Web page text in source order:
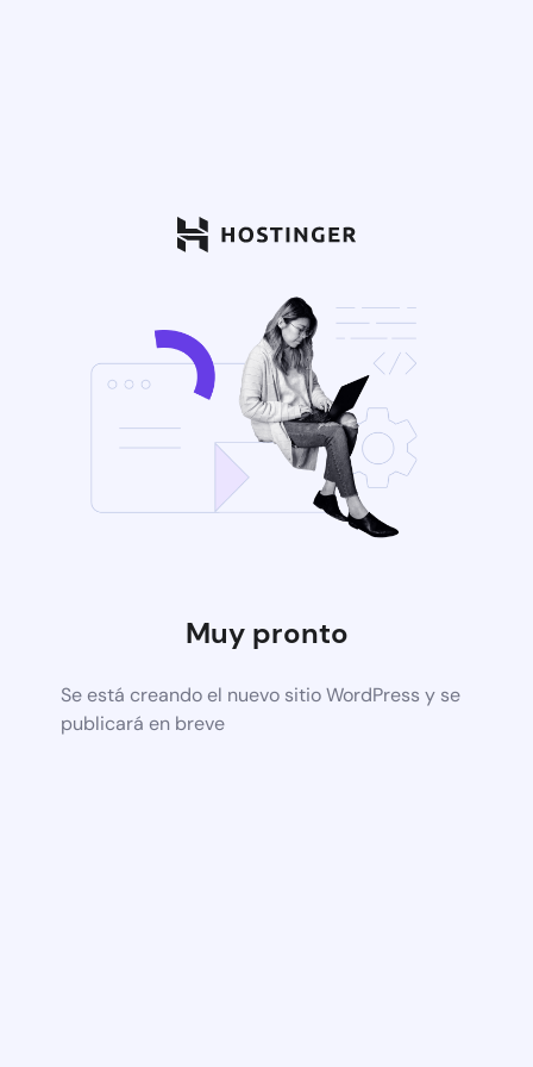
Muy pronto
Se está creando el nuevo sitio WordPress y se
publicará en breve